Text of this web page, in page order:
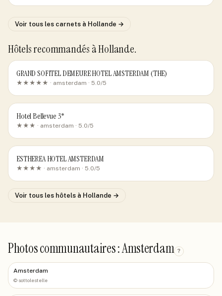
Voir tous les carnets à Hollande →
Hôtels recommandés à Hollande.
GRAND SOFITEL DEMEURE HOTEL AMSTERDAM (THE)
★★★★★ · amsterdam · 5.0/5
Hotel Bellevue 3*
★★★ · amsterdam · 5.0/5
ESTHEREA HOTEL AMSTERDAM
★★★★ · amsterdam · 5.0/5
Voir tous les hôtels à Hollande →
Photos communautaires : Amsterdam ?
Amsterdam
© sottolestelle